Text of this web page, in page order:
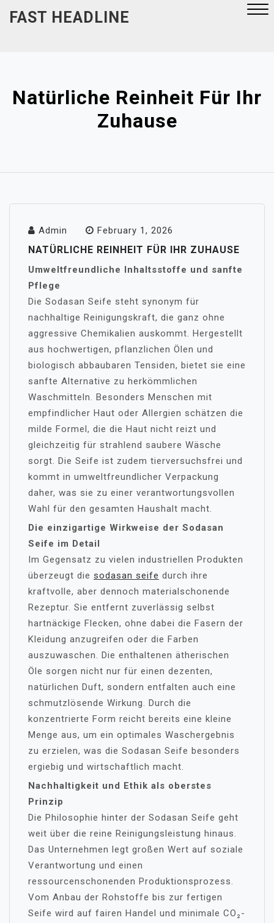
FAST HEADLINE
Natürliche Reinheit Für Ihr
Zuhause
Admin February 1, 2026
NATÜRLICHE REINHEIT FÜR IHR ZUHAUSE
Umweltfreundliche Inhaltsstoffe und sanfte
Pflege
Die Sodasan Seife steht synonym für
nachhaltige Reinigungskraft, die ganz ohne
aggressive Chemikalien auskommt. Hergestellt
aus hochwertigen, pflanzlichen Ölen und
biologisch abbaubaren Tensiden, bietet sie eine
sanfte Alternative zu herkömmlichen
Waschmitteln. Besonders Menschen mit
empfindlicher Haut oder Allergien schätzen die
milde Formel, die die Haut nicht reizt und
gleichzeitig für strahlend saubere Wäsche
sorgt. Die Seife ist zudem tierversuchsfrei und
kommt in umweltfreundlicher Verpackung
daher, was sie zu einer verantwortungsvollen
Wahl für den gesamten Haushalt macht.
Die einzigartige Wirkweise der Sodasan
Seife im Detail
Im Gegensatz zu vielen industriellen Produkten
überzeugt die sodasan seife durch ihre
kraftvolle, aber dennoch materialschonende
Rezeptur. Sie entfernt zuverlässig selbst
hartnäckige Flecken, ohne dabei die Fasern der
Kleidung anzugreifen oder die Farben
auszuwaschen. Die enthaltenen ätherischen
Öle sorgen nicht nur für einen dezenten,
natürlichen Duft, sondern entfalten auch eine
schmutzlösende Wirkung. Durch die
konzentrierte Form reicht bereits eine kleine
Menge aus, um ein optimales Waschergebnis
zu erzielen, was die Sodasan Seife besonders
ergiebig und wirtschaftlich macht.
Nachhaltigkeit und Ethik als oberstes
Prinzip
Die Philosophie hinter der Sodasan Seife geht
weit über die reine Reinigungsleistung hinaus.
Das Unternehmen legt großen Wert auf soziale
Verantwortung und einen
ressourcenschonenden Produktionsprozess.
Vom Anbau der Rohstoffe bis zur fertigen
Seife wird auf fairen Handel und minimale CO₂-